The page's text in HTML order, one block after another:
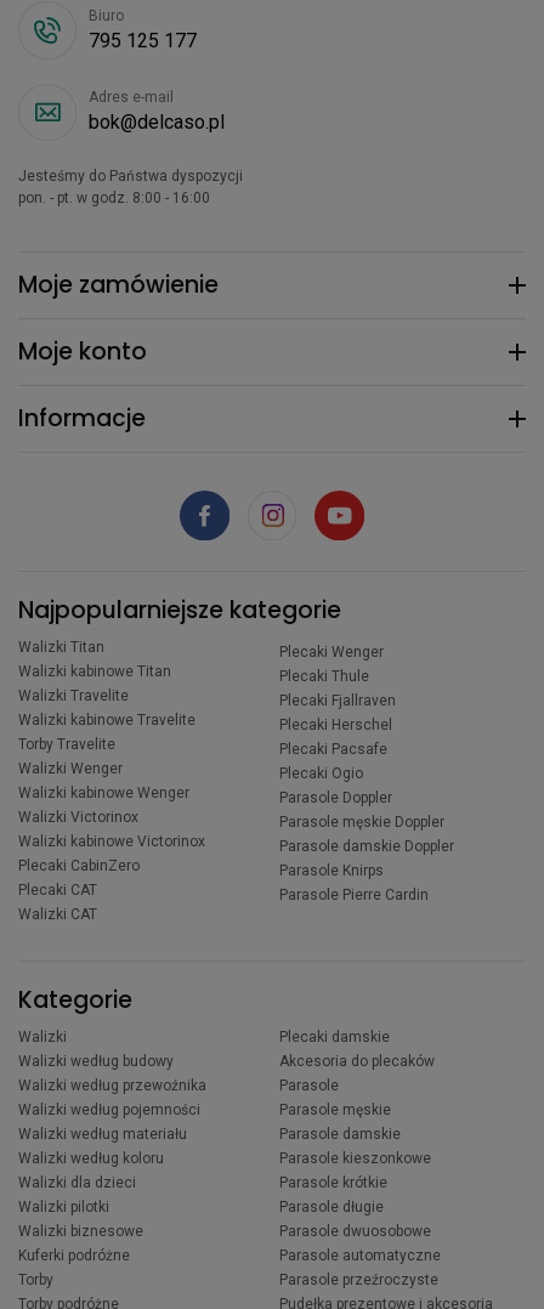
Moje zamówienie
Moje konto
Informacje
Biuro
795 125 177
Adres e-mail
bok@delcaso.pl
Jesteśmy do Państwa dyspozycji
pon. - pt. w godz. 8:00 - 16:00
Najpopularniejsze kategorie
Walizki Titan
Walizki kabinowe Titan
Walizki Travelite
Walizki kabinowe Travelite
Torby Travelite
Walizki Wenger
Walizki kabinowe Wenger
Walizki Victorinox
Walizki kabinowe Victorinox
Plecaki CabinZero
Plecaki CAT
Walizki CAT
Plecaki Wenger
Plecaki Thule
Plecaki Fjallraven
Plecaki Herschel
Plecaki Pacsafe
Plecaki Ogio
Parasole Doppler
Parasole męskie Doppler
Parasole damskie Doppler
Parasole Knirps
Parasole Pierre Cardin
Kategorie
Walizki
Walizki według budowy
Walizki według przewoźnika
Walizki według pojemności
Walizki według materiału
Walizki według koloru
Walizki dla dzieci
Walizki pilotki
Walizki biznesowe
Kuferki podróżne
Torby
Torby podróżne
Plecaki damskie
Akcesoria do plecaków
Parasole
Parasole męskie
Parasole damskie
Parasole kieszonkowe
Parasole krótkie
Parasole długie
Parasole dwuosobowe
Parasole automatyczne
Parasole przeźroczyste
Pudełka prezentowe i akcesoria